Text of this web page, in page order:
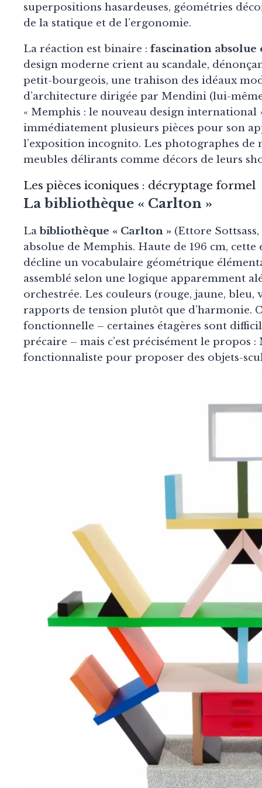
superpositions hasardeuses, géométries
de la statique et de l’ergonomie.
La réaction est binaire : fascination absolue
design moderne crient au scandale,
petit-bourgeois, une trahison des idéaux
d’architecture dirigée par Mendini (lui-
« Memphis : le nouveau design international
immédiatement plusieurs pièces pour son
l’exposition incognito. Les photographes
meubles délirants comme décors de leurs
Les pièces iconiques : décryptage formel
La bibliothèque « Carlton »
Labibliothèque « Carlton » (Ettore
absolue de Memphis. Haute de 196 cm,
décline un vocabulaire géométrique
assemblé selon une logique apparemment
orchestrée. Les couleurs (rouge, jaune,
rapports de tension plutôt que d’harmonie.
fonctionnelle – certaines étagères sont
précaire – mais c’est précisément le propos
fonctionnaliste pour proposer des objets-